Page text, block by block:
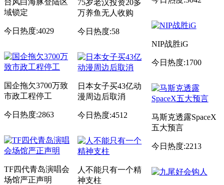
域锁定
今日热度:4029
国企拖欠3700万致
市政工程停工
今日热度:2863
TF四代青岛演唱会
场馆严正声明
75岁老汉投资20多
万养鱼无人收购
今日热度:58
日本女子买43亿动
漫周边后取消
今日热度:4512
人不能只有一个精
神支柱
NIP战胜iG
今日热度:1700
马斯克透露SpaceX
五大预言
今日热度:2213